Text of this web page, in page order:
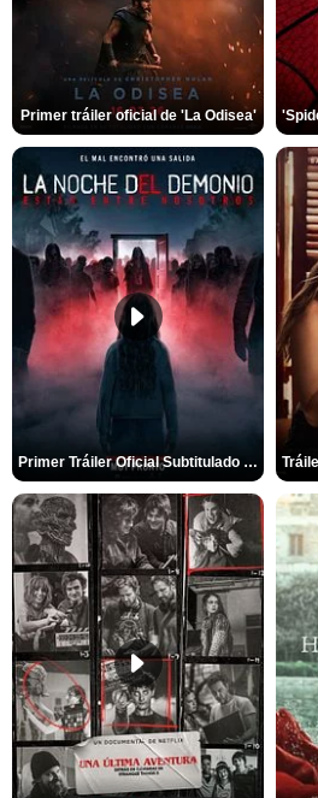
Primer tráiler oficial de 'La Odisea'
Primer Tráiler Oficial Subtitulado de 'La Noche Del Demonio: Están Entre Nosotros'